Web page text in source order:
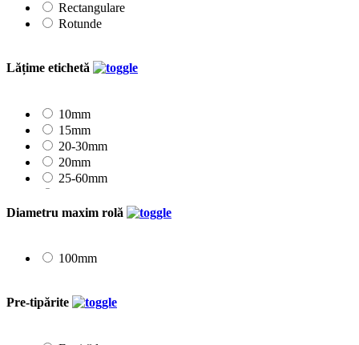
Rectangulare
Rotunde
Lățime etichetă
10mm
15mm
20-30mm
20mm
25-60mm
30mm
45mm
Diametru maxim rolă
100mm
Pre-tipărite